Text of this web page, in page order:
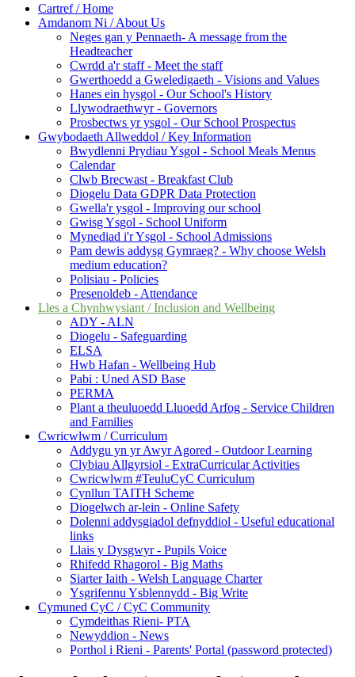
Cartref / Home
Amdanom Ni / About Us
Neges gan y Pennaeth- A message from the
Headteacher
Cwrdd a'r staff - Meet the staff
Gwerthoedd a Gweledigaeth - Visions and Values
Hanes ein hysgol - Our School's History
Llywodraethwyr - Governors
Prosbectws yr ysgol - Our School Prospectus
Gwybodaeth Allweddol / Key Information
Bwydlenni Prydiau Ysgol - School Meals Menus
Calendar
Clwb Brecwast - Breakfast Club
Diogelu Data GDPR Data Protection
Gwella'r ysgol - Improving our school
Gwisg Ysgol - School Uniform
Mynediad i'r Ysgol - School Admissions
Pam dewis addysg Gymraeg? - Why choose Welsh
medium education?
Polisiau - Policies
Presenoldeb - Attendance
Lles a Chynhwysiant / Inclusion and Wellbeing
ADY - ALN
Diogelu - Safeguarding
ELSA
Hwb Hafan - Wellbeing Hub
Pabi : Uned ASD Base
PERMA
Plant a theuluoedd Lluoedd Arfog - Service Children
and Families
Cwricwlwm / Curriculum
Addygu yn yr Awyr Agored - Outdoor Learning
Clybiau Allgyrsiol - ExtraCurricular Activities
Cwricwlwm #TeuluCyC Curriculum
Cynllun TAITH Scheme
Diogelwch ar-lein - Online Safety
Dolenni addysgiadol defnyddiol - Useful educational
links
Llais y Dysgwyr - Pupils Voice
Rhifedd Rhagorol - Big Maths
Siarter Iaith - Welsh Language Charter
Ysgrifennu Ysblennydd - Big Write
Cymuned CyC / CyC Community
Cymdeithas Rieni- PTA
Newyddion - News
Porthol i Rieni - Parents' Portal (password protected)